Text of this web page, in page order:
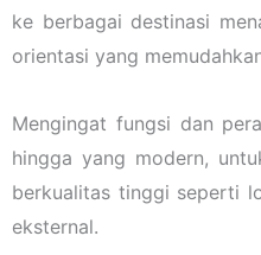
ke berbagai destinasi
orientasi yang
Mengingat fungsi dan
hingga yang modern,
berkualitas tinggi seperti
eksternal.